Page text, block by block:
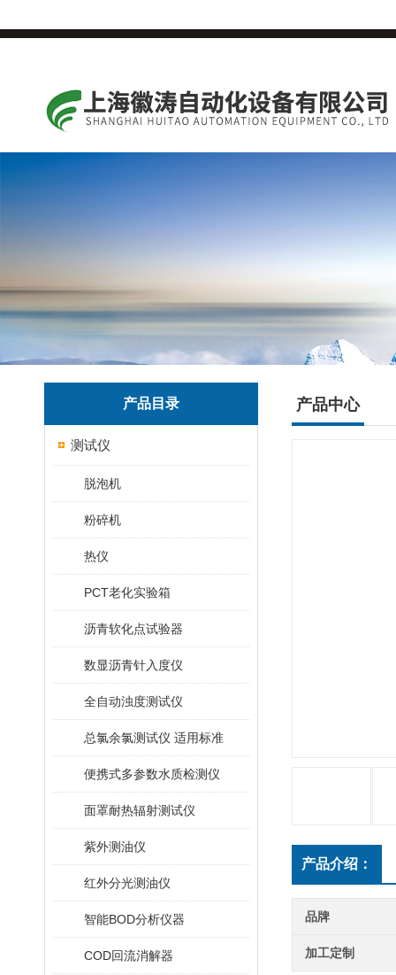
产品目录
测试仪
脱泡机
粉碎机
热仪
PCT老化实验箱
沥青软化点试验器
数显沥青针入度仪
全自动浊度测试仪
总氯余氯测试仪 适用标准
便携式多参数水质检测仪
面罩耐热辐射测试仪
紫外测油仪
红外分光测油仪
智能BOD分析仪器
COD回流消解器
产品中心
产品介绍：
品牌
加工定制